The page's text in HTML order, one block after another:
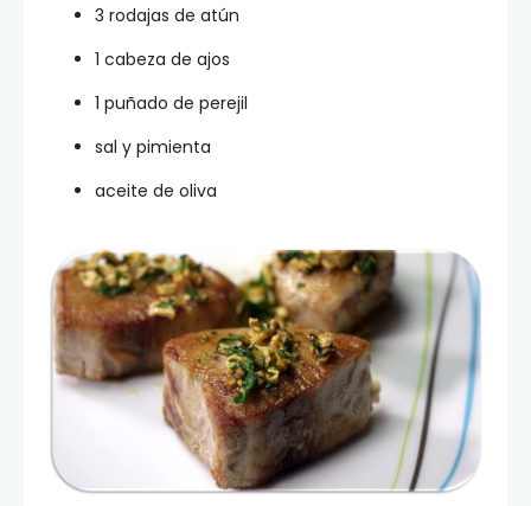
3 rodajas de atún
1 cabeza de ajos
1 puñado de perejil
sal y pimienta
aceite de oliva